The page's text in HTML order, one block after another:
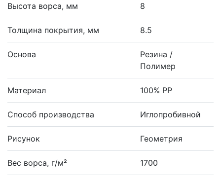
Высота ворса, мм 8
Толщина покрытия, мм 8.5
Основа
Резина /
Полимер
Материал 100% PP
Способ производства Иглопробивной
Рисунок Геометрия
Вес ворса, г/м² 1700